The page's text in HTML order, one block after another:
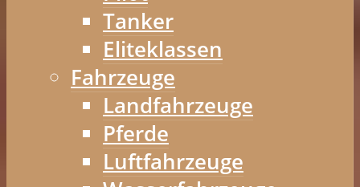
Tanker
Eliteklassen
Fahrzeuge
Landfahrzeuge
Pferde
Luftfahrzeuge